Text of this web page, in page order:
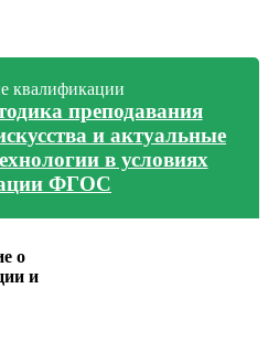
квалификации
преподавания
и актуальные
в условиях
ФГОС
о
и